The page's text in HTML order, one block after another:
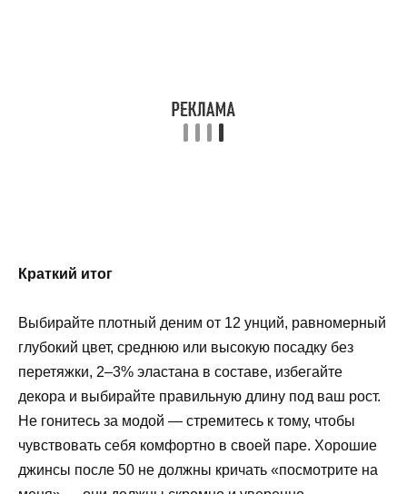
Краткий итог
Выбирайте плотный деним от 12 унций, равномерный
глубокий цвет, среднюю или высокую посадку без
перетяжки, 2–3% эластана в составе, избегайте
декора и выбирайте правильную длину под ваш рост.
Не гонитесь за модой — стремитесь к тому, чтобы
чувствовать себя комфортно в своей паре. Хорошие
джинсы после 50 не должны кричать «посмотрите на